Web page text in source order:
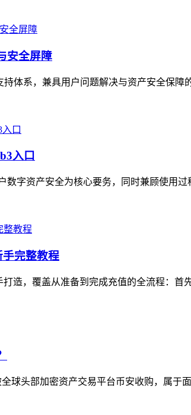
安全屏障
体系，兼具用户问题解决与资产安全保
入口
数字资产安全为核心要务，同时兼顾使用
完整教程
造，覆盖从准备到完成充值的全流程：首
球头部加密资产交易平台币安收购，属